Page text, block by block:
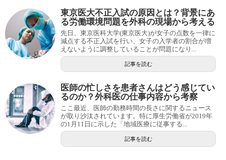
東京医大不正入試の原因とは？背景にあ
る労働環境問題を外科の現場から考える
先日、東京医科大学(東京医大)が女子の点数を一律に
減点する不正入試を行い、女子の入学者の割合が増
えないように調整していることが問題になり...
記事を読む
医師の忙しさを患者さんはどう感じてい
るのか？外科医の仕事内容から考察
ここ最近、医師の勤務時間の長さに関するニュース
が取り沙汰されています。特に厚生労働省が2019年
の1月11日に示した「地域医療に従事する...
記事を読む